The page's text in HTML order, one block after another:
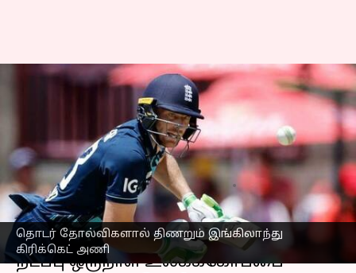
தொடர் தோல்விகளால் திணறும் இங்கிலாந்து
கிரிக்கெட் அணி
தொடர்ந்து 5 போட்டிகளில்
தோல்விகள்! தத்தளிக்கும்
உலகக் கோப்பை
சாம்பியன் இங்கிலாந்து!
எழுதியவர் Sekar Chinnappan Jan 30, 2023 04:04 pm
செய்தி முன்னோட்டம்
நடப்பு ஒருநாள் உலகக்கோப்பை